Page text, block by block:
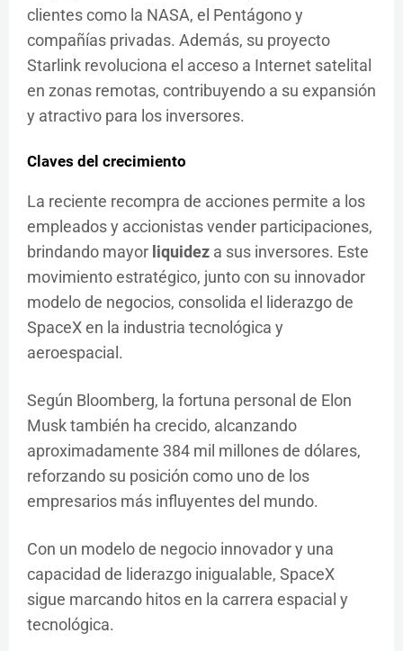
clientes como la NASA, el Pentágono y
compañías privadas. Además, su proyecto
Starlink revoluciona el acceso a Internet satelital
en zonas remotas, contribuyendo a su expansión
y atractivo para los inversores.
Claves del crecimiento
La reciente recompra de acciones permite a los
empleados y accionistas vender participaciones,
brindando mayor liquidez a sus inversores. Este
movimiento estratégico, junto con su innovador
modelo de negocios, consolida el liderazgo de
SpaceX en la industria tecnológica y
aeroespacial.
Según Bloomberg, la fortuna personal de Elon
Musk también ha crecido, alcanzando
aproximadamente 384 mil millones de dólares,
reforzando su posición como uno de los
empresarios más influyentes del mundo.
Con un modelo de negocio innovador y una
capacidad de liderazgo inigualable, SpaceX
sigue marcando hitos en la carrera espacial y
tecnológica.